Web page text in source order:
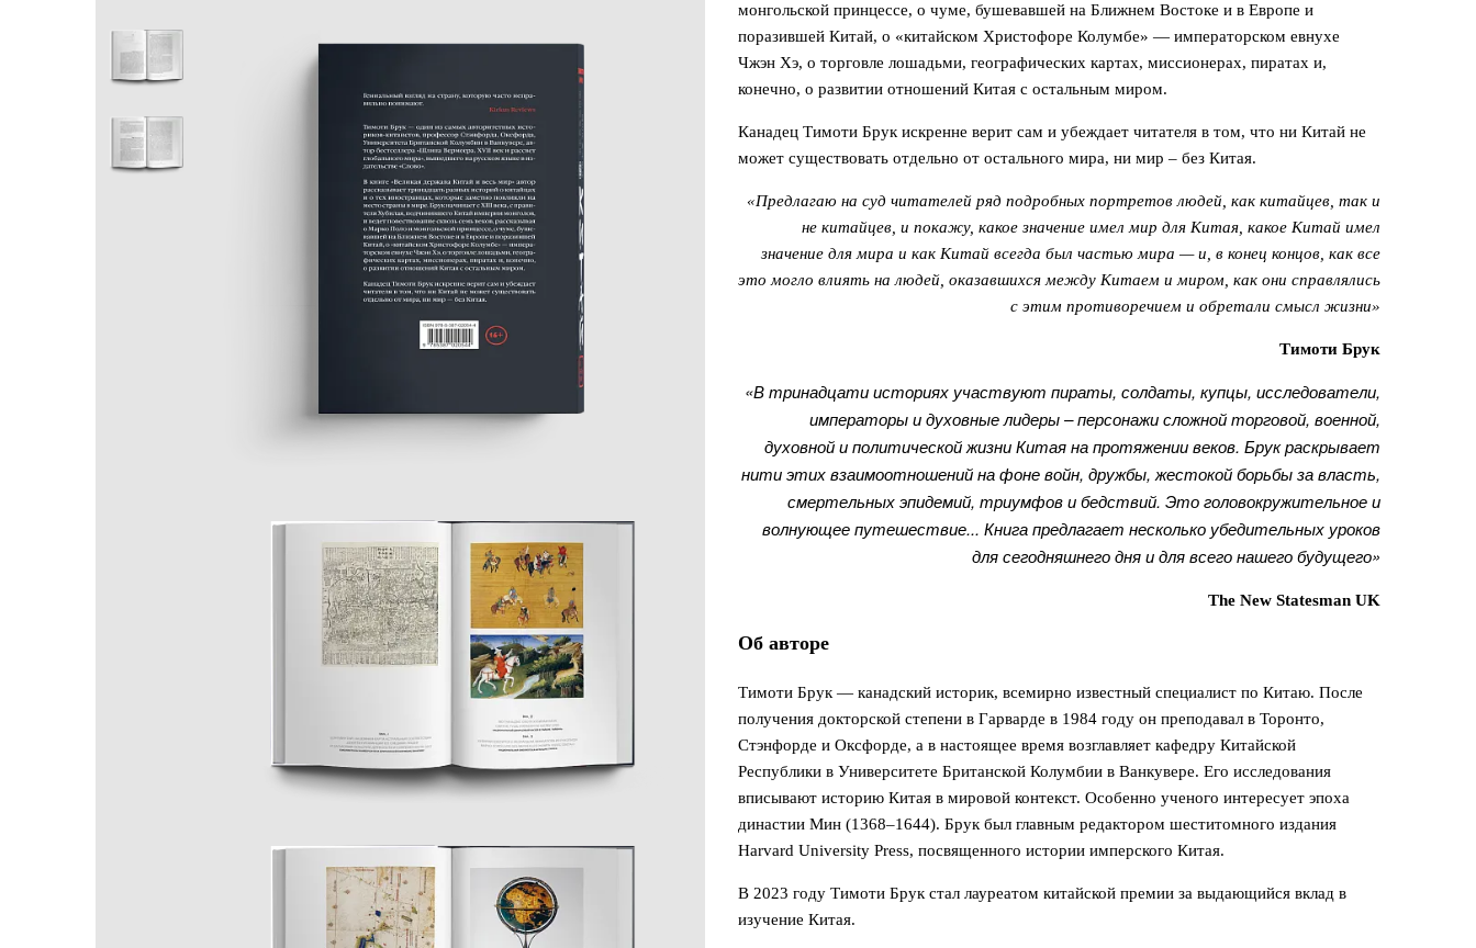
монгольской принцессе, о чуме, буше­вавшей на Ближнем Востоке и в Европе и
поразившей Китай, о «китайском Христофоре Колумбе» — импера­торском евнухе
Чжэн Хэ, о торговле лошадьми, геогра­фических картах, миссионерах, пиратах и,
конечно, о развитии отношений Китая с остальным миром.
Канадец Тимоти Брук искренне верит сам и убеждает читателя в том, что ни Китай не
может существовать отдельно от остального мира, ни мир – без Китая.
«Предлагаю на суд читателей ряд подробных портретов людей, как китайцев, так и
не китайцев, и покажу, какое значение имел мир для Китая, какое Китай имел
значение для мира и как Китай всегда был частью мира — и, в конец концов, как все
это могло влиять на людей, оказавшихся между Китаем и миром, как они справлялись
с этим противоречием и обретали смысл жизни»
Тимоти Брук
«В тринадцати историях участвуют пираты, солдаты, купцы, исследователи,
императоры и духовные лидеры – персонажи сложной торговой, военной,
духовной и политической жизни Китая на протяжении веков. Брук раскрывает
нити этих взаимоотношений на фоне войн, дружбы, жестокой борьбы за власть,
смертельных эпидемий, триумфов и бедствий. Это головокружительное и
волнующее путешествие... Книга предлагает несколько убедительных уроков
для сегодняшнего дня и для всего нашего будущего»
The New Statesman UK
Об авторе
Тимоти Брук — канадский историк, всемирно известный специалист по Китаю. После
получения докторской степени в Гарварде в 1984 году он преподавал в Торонто,
Стэнфорде и Оксфорде, а в настоящее время возглавляет кафедру Китайской
Республики в Университете Британской Колумбии в Ванкувере. Его исследования
вписывают историю Китая в мировой контекст. Особенно ученого интересует эпоха
династии Мин (1368–1644). Брук был главным редактором шеститомного издания
Harvard University Press, посвященного истории имперского Китая.
В 2023 году Тимоти Брук стал лауреатом китайской премии за выдающийся вклад в
изучение Китая.